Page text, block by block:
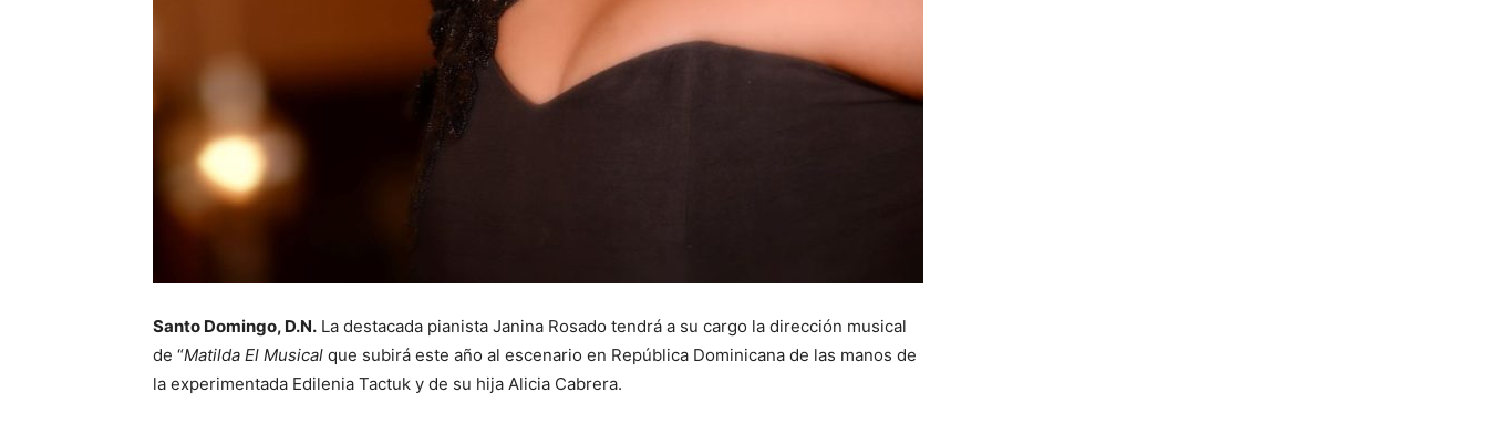
Santo Domingo, D.N. La destacada pianista Janina Rosado tendrá a su cargo la dirección musical
de “Matilda El Musical que subirá este año al escenario en República Dominicana de las manos de
la experimentada Edilenia Tactuk y de su hija Alicia Cabrera.